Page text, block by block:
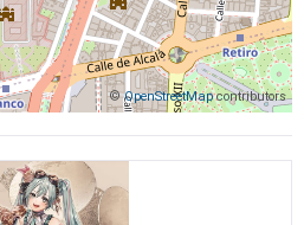
©OpenStreetMapcontributors